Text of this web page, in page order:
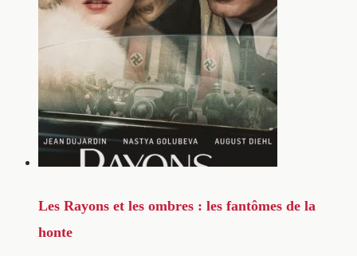
Les Rayons et les ombres : les fantômes de la
honte